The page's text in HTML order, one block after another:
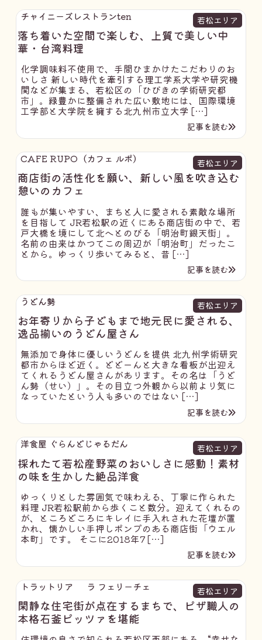
チャイニーズレストランten 若松エリア
落ち着いた空間で楽しむ、上質で美しい中
華・台湾料理
化学調味料不使用で、手間ひまかけたこだわりのお
いしさ 新しい時代を牽引する理工学系大学や研究機
関などが集まる、若松区の「ひびきの学術研究都
市」。緑豊かに整備された広い敷地には、国際環境
工学部と大学院を擁する北九州市立大学 […]
記事を読む
CAFE RUPO（カフェ ルポ） 若松エリア
商店街の活性化を願い、新しい風を吹き込む
憩いのカフェ
誰もが集いやすい、まちと人に愛される素敵な場所
を目指して JR若松駅の近くにある商店街の中で、若
戸大橋を境にして北へとのびる「明治町銀天街」。
名前の由来はかつてこの周辺が「明治町」だったこ
とから。ゆっくり歩いてみると、昔 […]
記事を読む
うどん勢 若松エリア
お年寄りから子どもまで地元民に愛される、
逸品揃いのうどん屋さん
無添加で身体に優しいうどんを提供 北九州学術研究
都市からほど近く。どどーんと大きな看板が出迎え
てくれるうどん屋さんがあります。その名は「うど
ん勢（せい）」。その目立つ外観から以前より気に
なっていたという人も多いのではない […]
記事を読む
洋食屋 ぐらんどじゃるだん 若松エリア
採れたて若松産野菜のおいしさに感動！素材
の味を生かした絶品洋食
ゆっくりとした雰囲気で味わえる、丁寧に作られた
料理 JR若松駅前から歩くこと数分。迎えてくれるの
が、ところどころにキレイに手入れされた花壇が置
かれ、懐かしい手押しポンプのある商店街「ウエル
本町」です。 そこに2018年7 […]
記事を読む
トラットリア ラ フェリーチェ 若松エリア
閑静な住宅街が点在するまちで、ピザ職人の
本格石釜ピッツァを堪能